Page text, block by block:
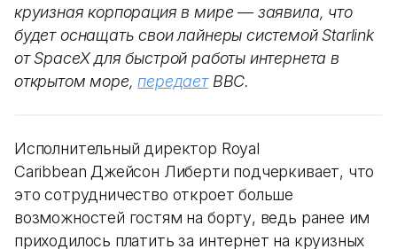
круизная корпорация в мире — заявила, что
будет оснащать свои лайнеры системой Starlink
от SpaceX для быстрой работы интернета в
открытом море,передаетBBC.
Исполнительный директор Royal
Caribbean Джейсон Либерти подчеркивает, что
это сотрудничество откроет больше
возможностей гостям на борту, ведь ранее им
приходилось платить за интернет на круизных